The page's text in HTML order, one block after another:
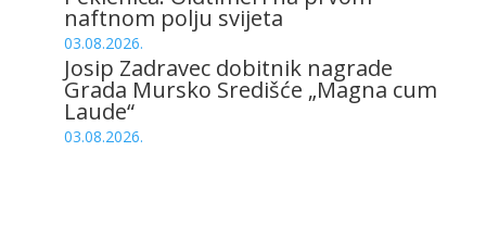
naftnom polju svijeta
03.08.2026.
Josip Zadravec dobitnik nagrade
Grada Mursko Središće „Magna cum
Laude“
03.08.2026.